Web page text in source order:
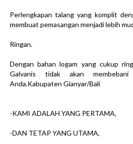
Perlengkapan talang yang komplit
membuat pemasangan menjadi lebih
Ringan.
Dengan bahan logam yang cukup
Galvanis tidak akan membebani
Anda.Kabupaten Gianyar/Bali
-KAMI ADALAH YANG PERTAMA,
-DAN TETAP YANG UTAMA,